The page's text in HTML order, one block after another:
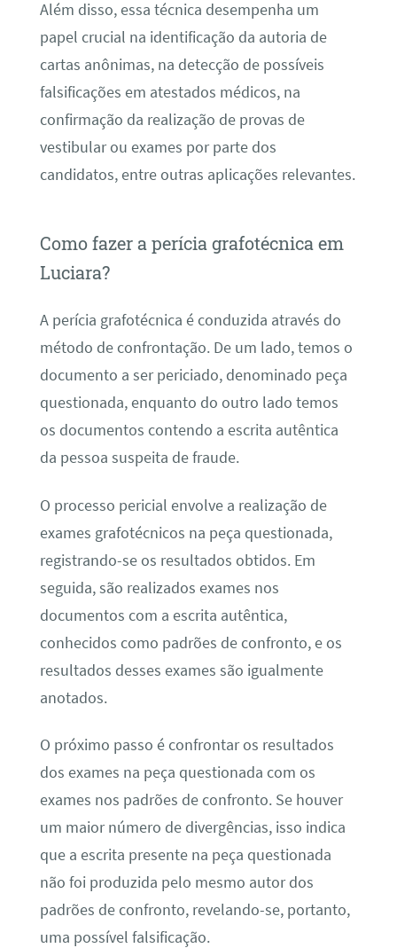
Além disso, essa técnica desempenha um
papel crucial na identificação da autoria de
cartas anônimas, na detecção de possíveis
falsificações em atestados médicos, na
confirmação da realização de provas de
vestibular ou exames por parte dos
candidatos, entre outras aplicações relevantes.
Como fazer a perícia grafotécnica em
Luciara?
A perícia grafotécnica é conduzida através do
método de confrontação. De um lado, temos o
documento a ser periciado, denominado peça
questionada, enquanto do outro lado temos
os documentos contendo a escrita autêntica
da pessoa suspeita de fraude.
O processo pericial envolve a realização de
exames grafotécnicos na peça questionada,
registrando-se os resultados obtidos. Em
seguida, são realizados exames nos
documentos com a escrita autêntica,
conhecidos como padrões de confronto, e os
resultados desses exames são igualmente
anotados.
O próximo passo é confrontar os resultados
dos exames na peça questionada com os
exames nos padrões de confronto. Se houver
um maior número de divergências, isso indica
que a escrita presente na peça questionada
não foi produzida pelo mesmo autor dos
padrões de confronto, revelando-se, portanto,
uma possível falsificação.